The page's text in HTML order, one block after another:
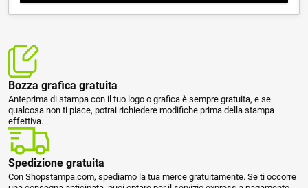
Bozza grafica gratuita
Anteprima di stampa con il tuo logo o grafica è sempre gratuita, e se
qualcosa non ti piace, potrai richiedere modifiche prima della stampa
effettiva.
Spedizione gratuita
Con Shopstampa.com, spediamo la tua merce gratuitamente. Se ti occorre